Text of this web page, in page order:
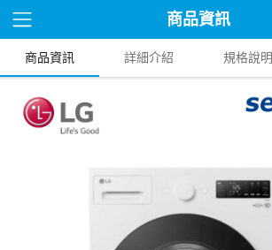
商品資訊
商品資訊 詳細介紹 規格說明